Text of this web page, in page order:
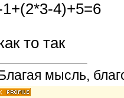
1+(2*3-4)+5=6
то так
мысль,